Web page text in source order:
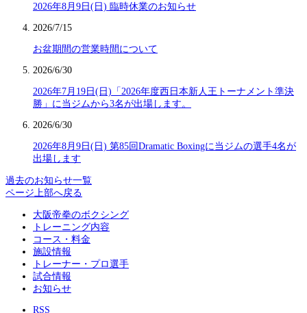
2026年8月9日(日) 臨時休業のお知らせ
2026/7/15
お盆期間の営業時間について
2026/6/30
2026年7月19日(日)「2026年度西日本新人王トーナメント準決
勝」に当ジムから3名が出場します。
2026/6/30
2026年8月9日(日) 第85回Dramatic Boxingに当ジムの選手4名が
出場します
過去のお知らせ一覧
ページ上部へ戻る
大阪帝拳のボクシング
トレーニング内容
コース・料金
施設情報
トレーナー・プロ選手
試合情報
お知らせ
RSS